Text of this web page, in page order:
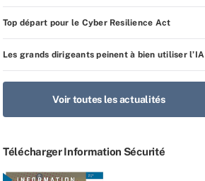
Top départ pour le Cyber Resilience Act
Les grands dirigeants peinent à bien utiliser l’IA
Voir toutes les actualités
Télécharger Information Sécurité